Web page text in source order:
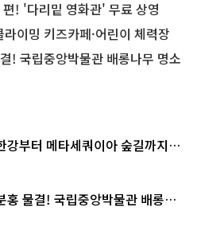
! '다리밑 영화관' 무료 상영
이밍 키즈카페·어린이 체력장
! 국립중앙박물관 배롱나무 명소
강부터 메타세쿼이아 숲길까지…
홍 물결! 국립중앙박물관 배롱나